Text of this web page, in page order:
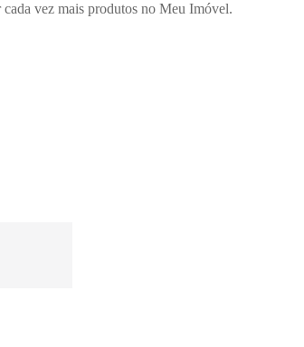
vez mais produtos no Meu Imóvel.